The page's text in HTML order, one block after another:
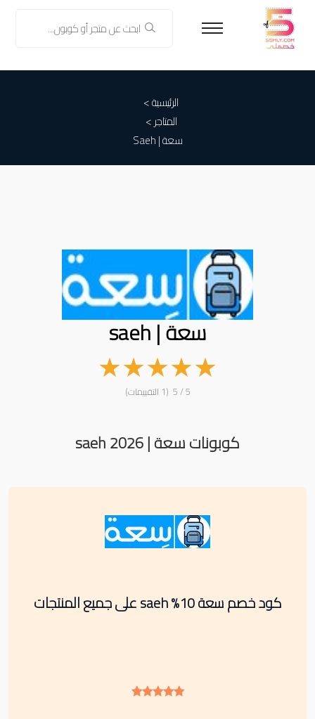
الرئيسية >
المتاجر >
سعة | Saeh
سعة | saeh
★
★
★
★
★ 5 / 5 (1 التقييمات)
كوبونات سعة | saeh 2026
كود خصم سعة 10% saeh على جميع المنتجات